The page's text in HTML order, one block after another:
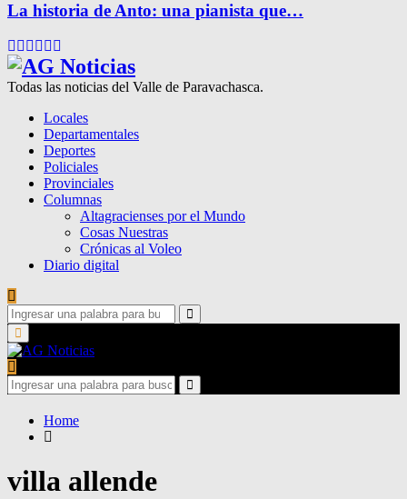
La historia de Anto: una pianista que…
Facebook
Twitter
Instagram
Pinterest
Google
Todas las noticias del Valle de Paravachasca.
Locales
Departamentales
Deportes
Policiales
Provinciales
Columnas
Altagracienses por el Mundo
Cosas Nuestras
Crónicas al Voleo
Diario digital
Search
for:
Search
Primary
Menu
Search
for:
Search
Home
villa allende